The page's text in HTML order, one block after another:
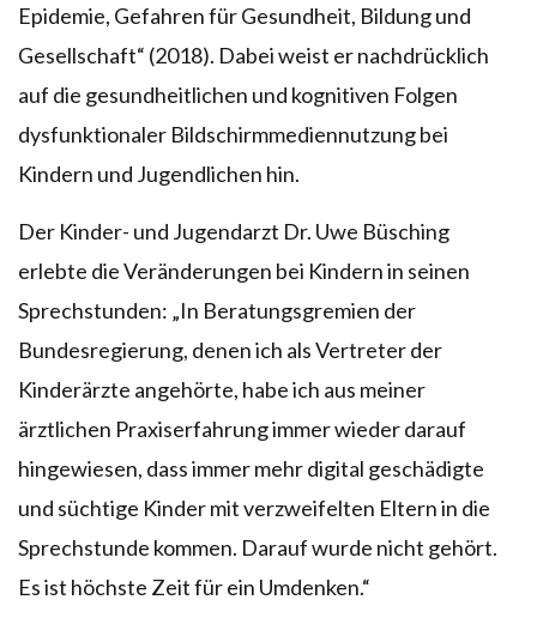
Epidemie, Gefahren für Gesundheit, Bildung und
Gesellschaft“ (2018). Dabei weist er nachdrücklich
auf die gesundheitlichen und kognitiven Folgen
dysfunktionaler Bildschirmmediennutzung bei
Kindern und Jugendlichen hin.
Der Kinder- und Jugendarzt Dr. Uwe Büsching
erlebte die Veränderungen bei Kindern in seinen
Sprechstunden: „In Beratungsgremien der
Bundesregierung, denen ich als Vertreter der
Kinderärzte angehörte, habe ich aus meiner
ärztlichen Praxiserfahrung immer wieder darauf
hingewiesen, dass immer mehr digital geschädigte
und süchtige Kinder mit verzweifelten Eltern in die
Sprechstunde kommen. Darauf wurde nicht gehört.
Es ist höchste Zeit für ein Umdenken.“